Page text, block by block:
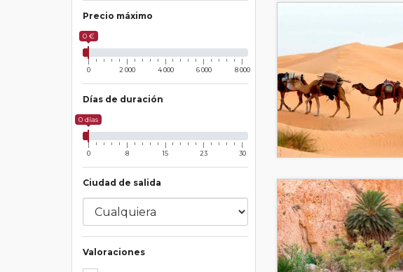
Precio máximo
0 €
0 2 000 4 000 6 000 8 000
Días de duración
0 días
0 8 15 23 30
Ciudad de salida
Valoraciones